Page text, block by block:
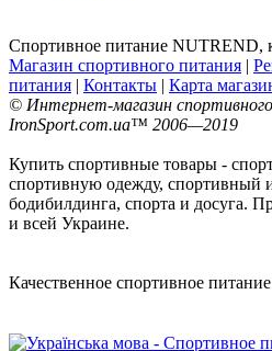
Спортивное питание NUTREND,
Магазин спортивного питания |
питания | Контакты | Карта
© Интернет-магазин
IronSport.com.ua™ 2006—2019
Купить спортивные товары -
спортивную одежду, спортивный
бодибилдинга, спорта и досуга.
и всей Украине.
Качественное спортивное